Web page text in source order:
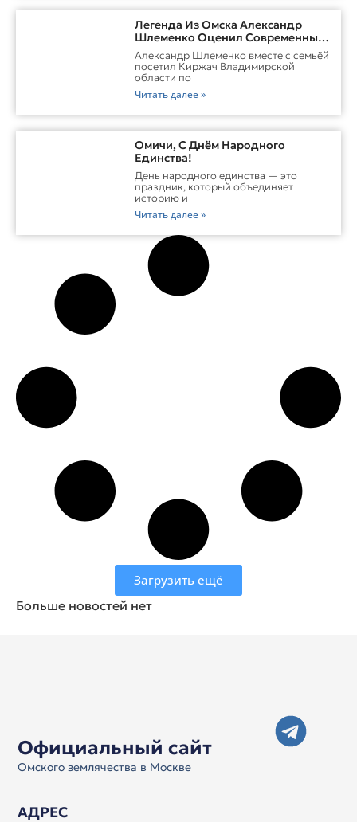
Легенда Из Омска Александр
Шлеменко Оценил Современные
Заводы Холдинга «Русклимат» И
Перспективы ММА В Киржаче
Александр Шлеменко вместе с семьёй
посетил Киржач Владимирской
области по
Читать далее »
Омичи, С Днём Народного
Единства!
День народного единства — это
праздник, который объединяет
историю и
Читать далее »
Загрузить ещё
Больше новостей нет
Официальный сайт
Омского землячества в Москве
АДРЕС